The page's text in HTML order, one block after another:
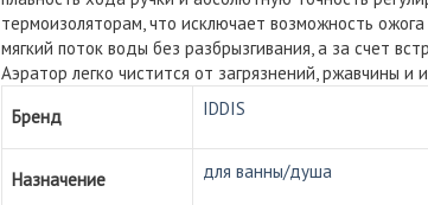
термоизоляторам, что исключает возможность
мягкий поток воды без разбрызгивания, а за счет
Аэратор легко чистится от загрязнений, ржавчины
Бренд
IDDIS
Назначение для ванны/душа